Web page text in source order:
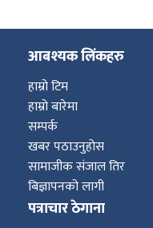
आबश्यक लिंकहरु
हाम्रो टिम
हाम्रो बारेमा
सम्पर्क
खबर पठाउनुहोस
सामाजीक संजाल तिर
बिज्ञापनको लागी
पत्राचार ठेगाना